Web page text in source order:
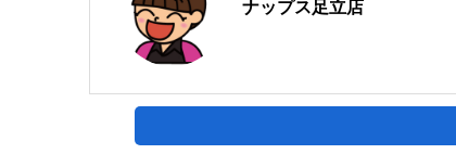
ナップス足立店